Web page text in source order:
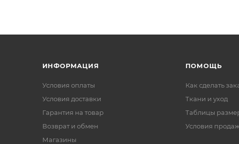
ИНФОРМАЦИЯ
Условия оплаты
Условия доставки
Гарантия на товар
Возврат и обмен
Магазины
ПОМОЩЬ
Как сделать
Ткани и уход
Таблицы
Условия